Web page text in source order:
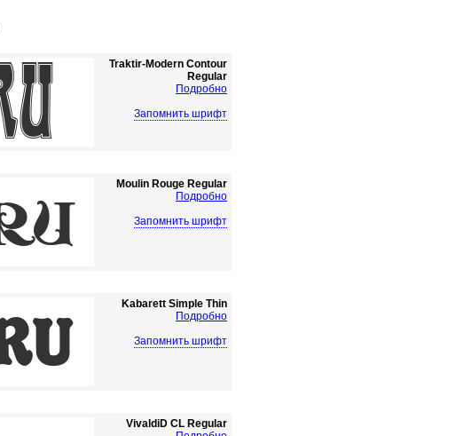
Traktir-Modern Contour
Regular
Подробно
Запомнить шрифт
Moulin Rouge Regular
Подробно
Запомнить шрифт
Kabarett Simple Thin
Подробно
Запомнить шрифт
VivaldiD CL Regular